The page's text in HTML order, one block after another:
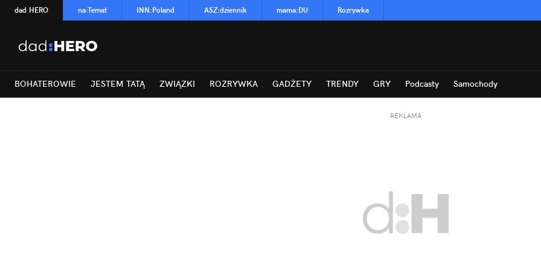
dad:HERO na:Temat INN:Poland ASZ:dziennik mama:DU Rozrywka
BOHATEROWIE JESTEM TATĄ ZWIĄZKI ROZRYWKA GADŻETY TRENDY GRY Podcasty Samochody
REKLAMA